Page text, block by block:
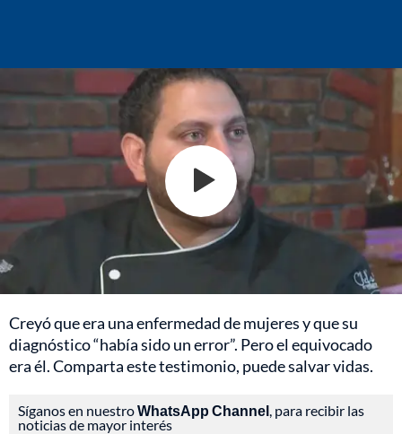
Creyó que era una enfermedad de mujeres y que su
diagnóstico “había sido un error”. Pero el equivocado
era él. Comparta este testimonio, puede salvar vidas.
Síganos en nuestroWhatsApp Channel , para recibir las
noticias de mayor interés